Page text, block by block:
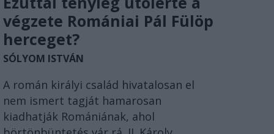
végzete Romániai Pál Fülöp
herceget?
SÓLYOM ISTVÁN
A román királyi család hivatalosan el
nem ismert tagját hamarosan
kiadhatják Romániának, ahol